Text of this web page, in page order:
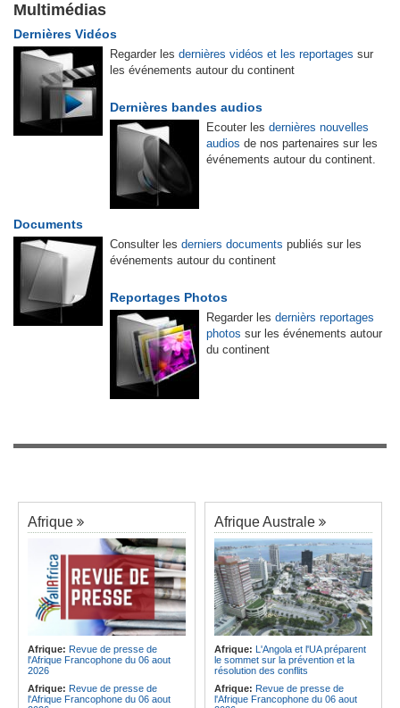
Multimédias
Dernières Vidéos
Regarder les dernières vidéos et les reportages sur
les événements autour du continent
Dernières bandes audios
Ecouter les dernières nouvelles
audios de nos partenaires sur les
événements autour du continent.
Documents
Consulter les derniers documents publiés sur les
événements autour du continent
Reportages Photos
Regarder les dernièrs reportages
photos sur les événements autour
du continent
Afrique
Afrique: Revue de presse de
l'Afrique Francophone du 06 aout
2026
Afrique: Revue de presse de
l'Afrique Francophone du 06 aout
Afrique Australe
Afrique: L'Angola et l'UA préparent
le sommet sur la prévention et la
résolution des conflits
Afrique: Revue de presse de
l'Afrique Francophone du 06 aout